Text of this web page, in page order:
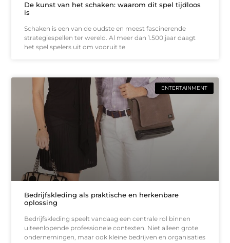
De kunst van het schaken: waarom dit spel tijdloos
is
Schaken is een van de oudste en meest fascinerende
strategiespellen ter wereld. Al meer dan 1.500 jaar daagt
het spel spelers uit om vooruit te
ENTERTAINMENT
Bedrijfskleding als praktische en herkenbare
oplossing
Bedrijfskleding speelt vandaag een centrale rol binnen
uiteenlopende professionele contexten. Niet alleen grote
ondernemingen, maar ook kleine bedrijven en organisaties